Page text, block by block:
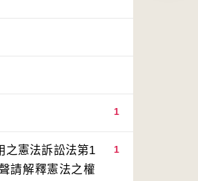
1
1
之憲法訴訟法第1
請解釋憲法之權